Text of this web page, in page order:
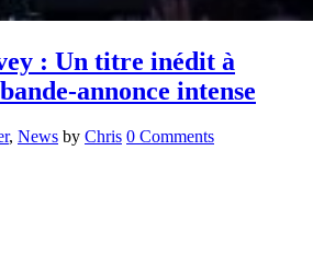
: Un titre inédit à
annonce intense
, News by Chris 0 Comments